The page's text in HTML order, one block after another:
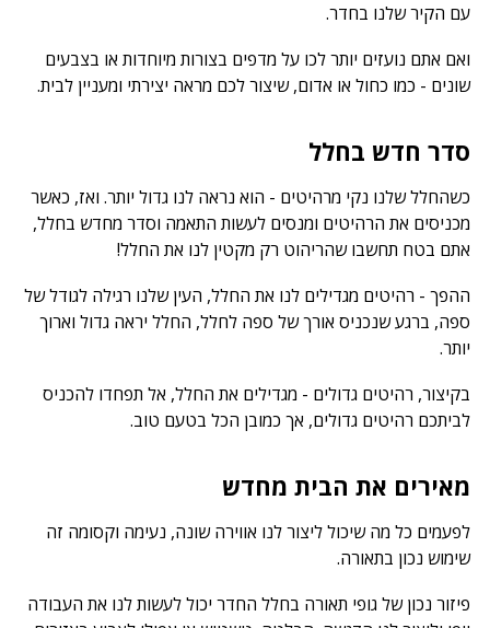
עם הקיר שלנו בחדר.
ואם אתם נועזים יותר לכו על מדפים בצורות מיוחדות או בצבעים
שונים - כמו כחול או אדום, שיצור לכם מראה יצירתי ומעניין לבית.
סדר חדש בחלל
כשהחלל שלנו נקי מרהיטים - הוא נראה לנו גדול יותר. ואז, כאשר
מכניסים את הרהיטים ומנסים לעשות התאמה וסדר מחדש בחלל,
אתם בטח תחשבו שהריהוט רק מקטין לנו את החלל!
ההפך - רהיטים מגדילים לנו את החלל, העין שלנו רגילה לגודל של
ספה, ברגע שנכניס אורך של ספה לחלל, החלל יראה גדול וארוך
יותר.
בקיצור, רהיטים גדולים - מגדילים את החלל, אל תפחדו להכניס
לביתכם רהיטים גדולים, אך כמובן הכל בטעם טוב.
מאירים את הבית מחדש
לפעמים כל מה שיכול ליצור לנו אווירה שונה, נעימה וקסומה זה
שימוש נכון בתאורה.
פיזור נכון של גופי תאורה בחלל החדר יכול לעשות לנו את העבודה